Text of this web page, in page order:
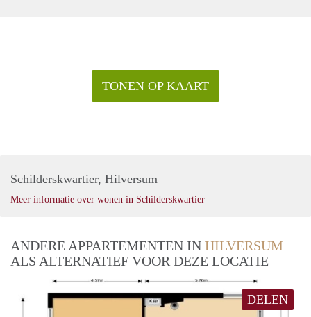
TONEN OP KAART
Schilderskwartier, Hilversum
Meer informatie over wonen in Schilderskwartier
ANDERE APPARTEMENTEN IN HILVERSUM
ALS ALTERNATIEF VOOR DEZE LOCATIE
DELEN